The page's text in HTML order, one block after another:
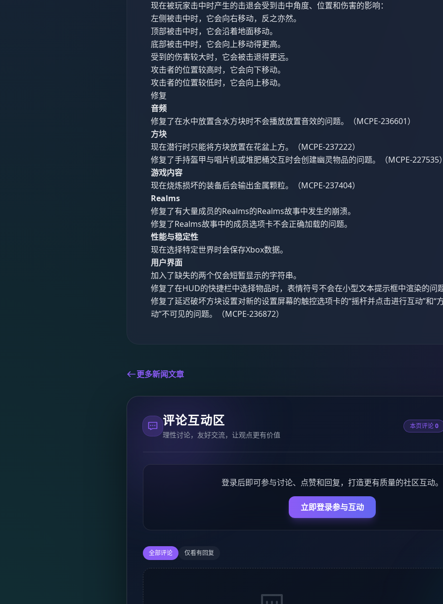
现在被玩家击中时产生的击退会受到击中角度、位置和伤害的影响：
左侧被击中时，它会向右移动，反之亦然。
顶部被击中时，它会沿着地面移动。
底部被击中时，它会向上移动得更高。
受到的伤害较大时，它会被击退得更远。
攻击者的位置较高时，它会向下移动。
攻击者的位置较低时，它会向上移动。
修复
音频
修复了在水中放置含水方块时不会播放放置音效的问题。（MCPE-236601）
方块
现在潜行时只能将方块放置在花盆上方。（MCPE-237222）
修复了手持盔甲与唱片机或堆肥桶交互时会创建幽灵物品的问题。（MCPE-227535
游戏内容
现在烧炼损坏的装备后会输出金属颗粒。（MCPE-237404）
Realms
修复了有大量成员的Realms的Realms故事中发生的崩溃。
修复了Realms故事中的成员选项卡不会正确加载的问题。
性能与稳定性
现在选择特定世界时会保存Xbox数据。
用户界面
加入了缺失的两个仅会短暂显示的字符串。
修复了在HUD的快捷栏中选择物品时，表情符号不会在小型文本提示框中渲染的问
修复了延迟破坏方块设置对新的设置屏幕的触控选项卡的“摇杆并点击进行互动”和“
动”不可见的问题。（MCPE-236872）
更多新闻文章
评论互动区
理性讨论，友好交流，让观点更有价值
本页评论0
登录后即可参与讨论、点赞和回复，打造更有质量的社区互动。
立即登录参与互动
全部评论 仅看有回复